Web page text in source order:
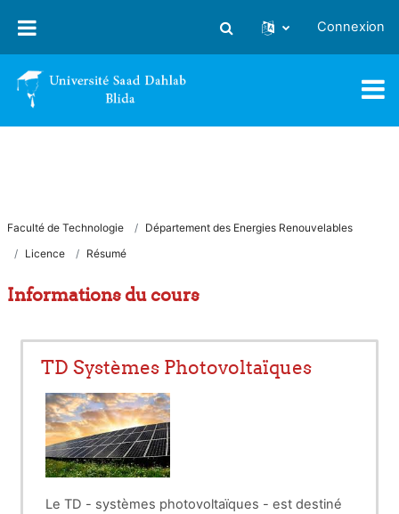
Activer/désactiver la saisie
Connexion
Faculté de Technologie
Département des Energies Renouvelables
Licence
Résumé
Informations du cours
TD Systèmes Photovoltaïques
Le TD - systèmes photovoltaïques - est destiné